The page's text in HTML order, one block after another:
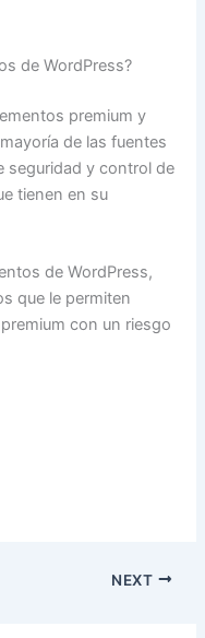
de WordPress?
premium y
de las fuentes
seguridad y control de
tienen en su
de WordPress,
que le permiten
con un riesgo
NEXT